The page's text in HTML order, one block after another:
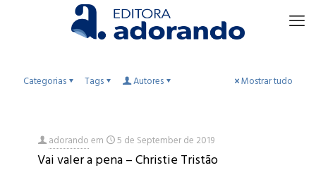
Categorias Tags Autores Mostrar tudo
adorandoem 5 de September de 2019
Vai valer a pena – Christie Tristão